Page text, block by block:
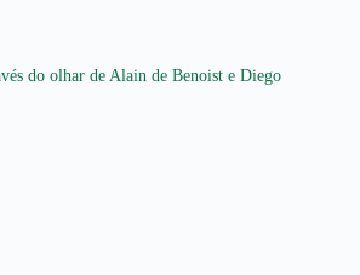
do olhar de Alain de Benoist e Diego